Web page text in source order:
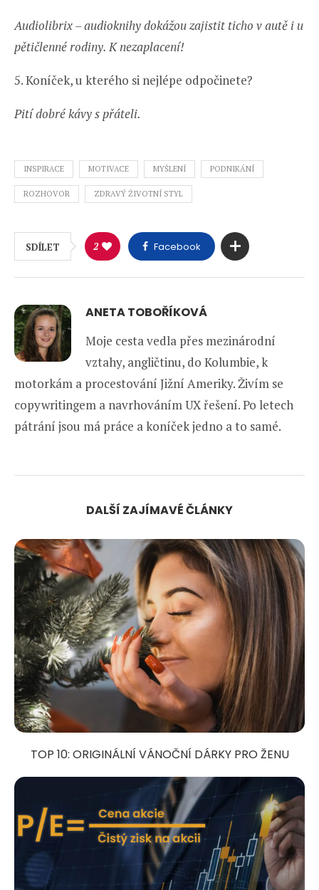
Audiolibrix – audioknihy dokážou zajistit ticho v autě i u
pětičlenné rodiny. K nezaplacení!
5. Koníček, u kterého si nejlépe odpočinete?
Pití dobré kávy s přáteli.
INSPIRACE MOTIVACE MYŠLENÍ PODNIKÁNÍ
ROZHOVOR ZDRAVÝ ŽIVOTNÍ STYL
SDÍLET 2 Facebook
ANETA TOBOŘÍKOVÁ
Moje cesta vedla přes mezinárodní
vztahy, angličtinu, do Kolumbie, k
motorkám a procestování Jižní Ameriky. Živím se
copywritingem a navrhováním UX řešení. Po letech
pátrání jsou má práce a koníček jedno a to samé.
DALŠÍ ZAJÍMAVÉ ČLÁNKY
TOP 10: ORIGINÁLNÍ VÁNOČNÍ DÁRKY PRO ŽENU